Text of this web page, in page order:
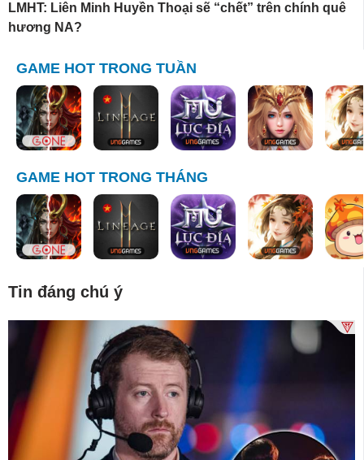
LMHT: Liên Minh Huyền Thoại sẽ “chết” trên chính quê
hương NA?
GAME HOT TRONG TUẦN
GAME HOT TRONG THÁNG
Tin đáng chú ý